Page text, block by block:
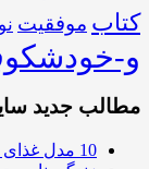
کتاب موفقیت
و-
مطالب جدید
10 مدل غذای مختلف با سیب زمینی